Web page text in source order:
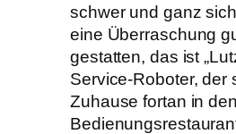
schwer und ganz
eine Überraschung
gestatten, das ist
Service-Roboter, der
Zuhause fortan in